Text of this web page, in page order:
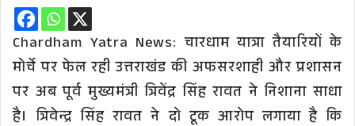
Chardham Yatra News: चारधाम यात्रा तैयारियों के
मोर्चे पर फेल रही उत्तराखंड की अफसरशाही और प्रशासन
पर अब पूर्व मुख्यमंत्री त्रिवेंद्र सिंह रावत ने निशाना साधा
है। त्रिवेन्द्र सिंह रावत ने दो टूक आरोप लगाया है कि